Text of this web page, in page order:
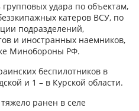
удара по объектам,
катеров ВСУ, по
подразделений,
и иностранных наемников,
Минобороны РФ.
беспилотников в
и 1 – в Курской области.
ранен в селе